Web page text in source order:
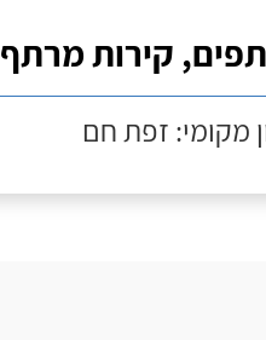
קירות מרתף
מקומי: זפת חם